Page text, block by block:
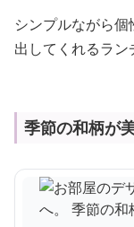
シンプルながら
出してくれるラン
季節の和柄が